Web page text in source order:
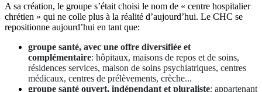
A sa création, le groupe s’était choisi le nom de « centre hospitalier
chrétien » qui ne colle plus à la réalité d’aujourd’hui. Le CHC se
repositionne aujourd’hui en tant que:
groupe santé, avec une offre diversifiée et
complémentaire: hôpitaux, maisons de repos et de soins,
résidences services, maison de soins psychiatriques, centres
médicaux, centres de prélèvements, crèche...
groupe santé ouvert, indépendant et pluraliste: appartenant